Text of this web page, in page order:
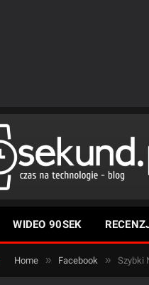
WIDEO 90SEK
Home » Facebook » Szybki